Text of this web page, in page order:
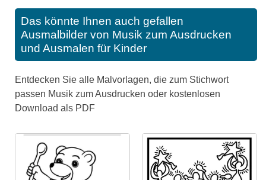
Das könnte Ihnen auch gefallen
Ausmalbilder von Musik zum Ausdrucken
und Ausmalen für Kinder
Entdecken Sie alle Malvorlagen, die zum Stichwort
passen Musik zum Ausdrucken oder kostenlosen
Download als PDF